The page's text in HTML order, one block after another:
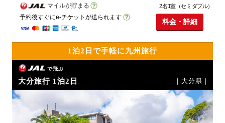
マイルが貯まる
予約後すぐにe-チケットが送られます
2名1室（セミダブル）
料金・詳細
1泊2日で手軽に九州旅行
で飛ぶ
大分旅行 1泊2日 ｜大分県｜